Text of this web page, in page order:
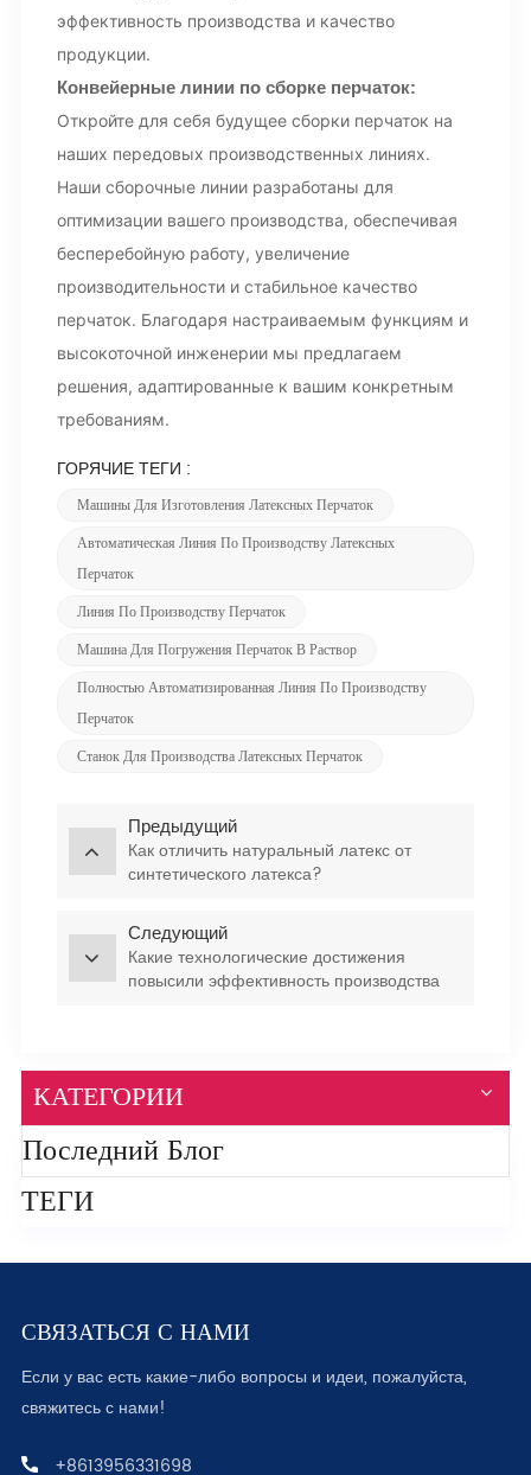
эффективность производства и качество
продукции.
Конвейерные линии по сборке перчаток:
Откройте для себя будущее сборки перчаток на
наших передовых производственных линиях.
Наши сборочные линии разработаны для
оптимизации вашего производства, обеспечивая
бесперебойную работу, увеличение
производительности и стабильное качество
перчаток. Благодаря настраиваемым функциям и
высокоточной инженерии мы предлагаем
решения, адаптированные к вашим конкретным
требованиям.
ГОРЯЧИЕ ТЕГИ :
Машины Для Изготовления Латексных Перчаток
Автоматическая Линия По Производству Латексных
Перчаток
Линия По Производству Перчаток
Машина Для Погружения Перчаток В Раствор
Полностью Автоматизированная Линия По Производству
Перчаток
Станок Для Производства Латексных Перчаток
Предыдущий
Как отличить натуральный латекс от
синтетического латекса?
Следующий
Какие технологические достижения
повысили эффективность производства
КАТЕГОРИИ
Последний Блог
ТЕГИ
СВЯЗАТЬСЯ С НАМИ
Если у вас есть какие-либо вопросы и идеи, пожалуйста,
свяжитесь с нами!
+8613956331698